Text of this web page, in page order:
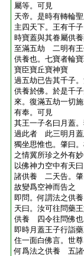
屬等。可見
天帝。是時有轉輪
主四天下。王有千
時寶蓋與其眷屬供
至滿五劫 二明有王
供養也。七寶者輪
寶臣寶丘寶神寶
過五劫已告其千子
供養於佛。於是千
來。復滿五劫一切
有奉。可見
其王一子名曰月蓋
過此者 此三明月蓋
獨坐思惟也。肇曰
之情冀所珍之外有
以佛神力空中有天
諸供養 二天告。肇
故變爲空神而告之
即問。何謂法之供
天曰。汝可往問藥
供養 四令往問佛也
即時月蓋王子行詣
住一面白佛言。世
何爲法之供養 五諸